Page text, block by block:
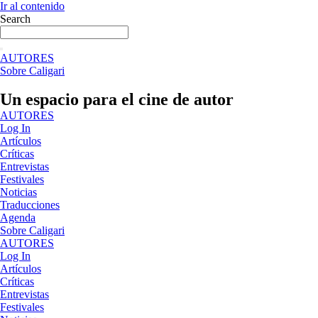
Ir al contenido
Search
AUTORES
Sobre Caligari
Un espacio para el cine de autor
AUTORES
Log In
Artículos
Críticas
Entrevistas
Festivales
Noticias
Traducciones
Agenda
Sobre Caligari
AUTORES
Log In
Artículos
Críticas
Entrevistas
Festivales